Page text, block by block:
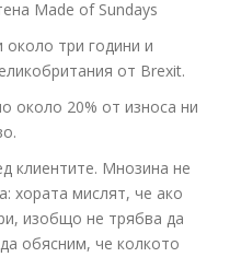
Made of Sundays
три години и
от Brexit.
около 20% от износа ни
клиентите. Мнозина не
хората мислят, че ако
изобщо не трябва да
обясним, че колкото